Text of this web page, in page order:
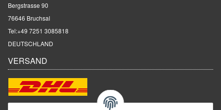
Bergstrasse 90
76646 Bruchsal
Tel:+49 7251 3085818
DEUTSCHLAND
VERSAND